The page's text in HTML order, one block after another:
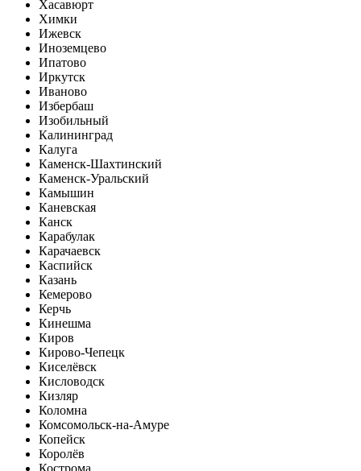
Хасавюрт
Химки
Ижевск
Иноземцево
Ипатово
Иркутск
Иваново
Избербаш
Изобильный
Калининград
Калуга
Каменск-Шахтинский
Каменск-Уральский
Камышин
Каневская
Канск
Карабулак
Карачаевск
Каспийск
Казань
Кемерово
Керчь
Кинешма
Киров
Кирово-Чепецк
Киселёвск
Кисловодск
Кизляр
Коломна
Комсомольск-на-Амуре
Копейск
Королёв
Кострома